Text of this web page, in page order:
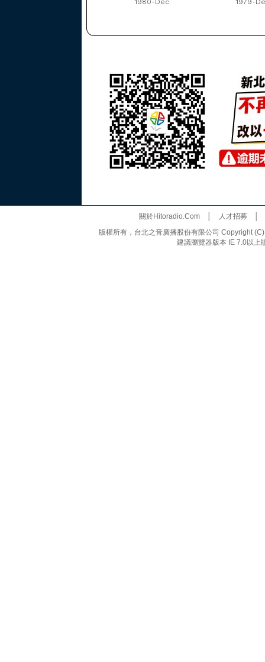
1980-Dec 1979-
關於Hitoradio.Com│ 人才招募
版權所有，台北之音廣播股份有限公司 Copyright
建議瀏覽器版本 IE 7.0以上